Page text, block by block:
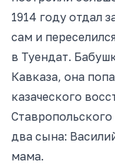
1914 году отдал
сам и
в Туендат.
Кавказа, она
казаческого
два сына:
мама.